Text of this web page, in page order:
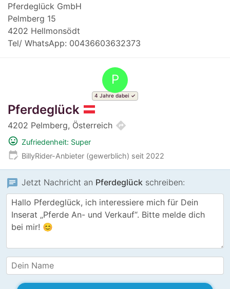
Pferdeglück GmbH
Pelmberg 15
4202 Hellmonsödt
Tel/ WhatsApp: 00436603632373
P
4 Jahre dabei
Pferdeglück
4202 Pelmberg, Österreich directions
mood Zufriedenheit: Super
edit_calendar BillyRider-Anbieter (gewerblich) seit 2022
chat Jetzt Nachricht an Pferdeglück schreiben: